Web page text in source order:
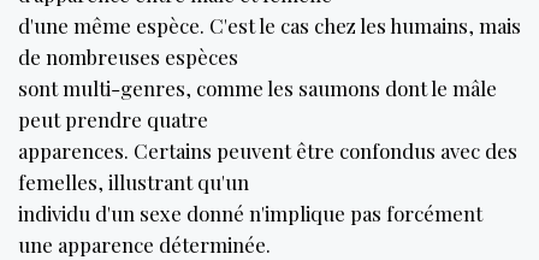
d'une même espèce. C'est le cas chez les humains, mais
de nombreuses espèces
sont multi-genres, comme les saumons dont le mâle
peut prendre quatre
apparences. Certains peuvent être confondus avec des
femelles, illustrant qu'un
individu d'un sexe donné n'implique pas forcément
une apparence déterminée.